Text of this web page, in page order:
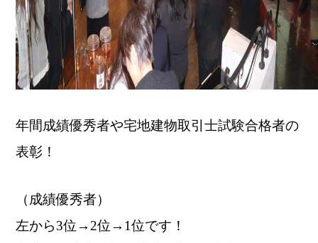
年間成績優秀者や宅地建物取引士試験合格者の
表彰！
（成績優秀者）
左から3位→2位→1位です！